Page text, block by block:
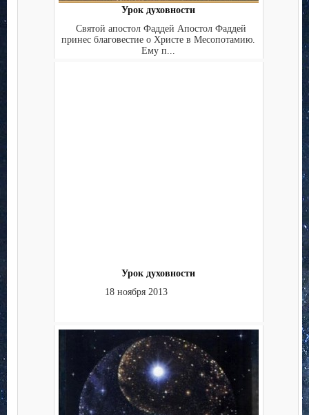
Урок духовности
Святой апостол Фаддей Апостол Фаддей
принес благовестие о Христе в Месопотамию.
Ему п...
Урок духовности
18 ноября 2013